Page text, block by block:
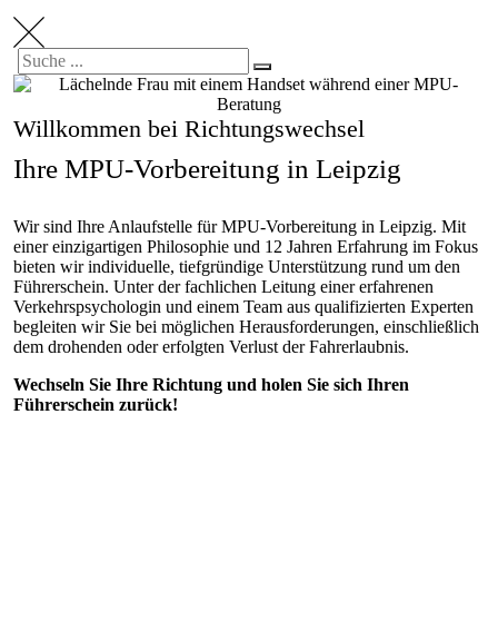
Willkommen bei Richtungswechsel
Ihre MPU-Vorbereitung in Leipzig
Wir sind Ihre Anlaufstelle für MPU-Vorbereitung in Leipzig. Mit
einer einzigartigen Philosophie und 12 Jahren Erfahrung im Fokus
bieten wir individuelle, tiefgründige Unterstützung rund um den
Führerschein. Unter der fachlichen Leitung einer erfahrenen
Verkehrspsychologin und einem Team aus qualifizierten Experten
begleiten wir Sie bei möglichen Herausforderungen, einschließlich
dem drohenden oder erfolgten Verlust der Fahrerlaubnis.
Wechseln Sie Ihre Richtung und holen Sie sich Ihren
Führerschein zurück!